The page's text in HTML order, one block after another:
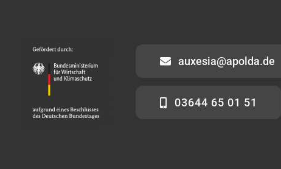
auxesia@apolda.de
03644 65 01 51